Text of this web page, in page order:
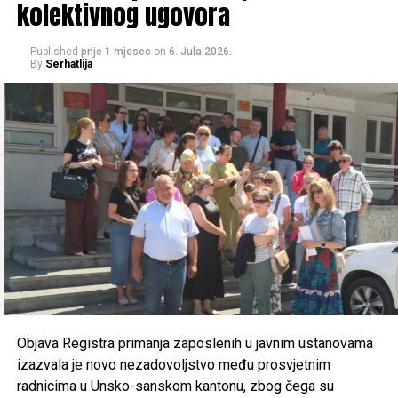
Nogometni klub “Jedinstvo” Bihać –
Košarkaški klub “Željo 1971” Bihać –
Gradski sportski savez Cazin –
Konjički klub “Krajišnik” Velika Kladuša –50.000
KM
Konjički klub “Potkovica” Sanski Most –50.000 KM
Konjički klub “Jedinstvo” Bihać –40.000 KM
Konjički klub “Cazin” –40.000 KM
Rukometni klub “Sana 7” Sanski Most –35.000 KM
Raspodjela sredstava po gradovima
i klubovima
Cazin – 166.200 KM
kolektivnog ugovora
Published prije 1 mjesec on 6. Jula 2026.
By Serhatlija
Objava Registra primanja zaposlenih u javnim ustanovama
izazvala je novo nezadovoljstvo među prosvjetnim
radnicima u Unsko-sanskom kantonu, zbog čega su